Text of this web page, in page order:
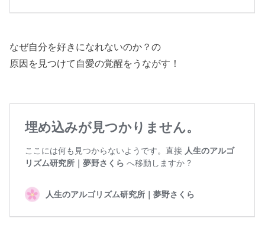
なぜ自分を好きになれないのか？の
原因を見つけて自愛の覚醒をうながす！